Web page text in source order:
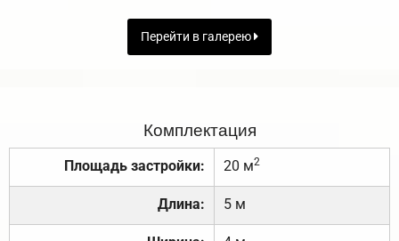
Перейти в галерею
Комплектация
Площадь застройки: 20 м2
Длина: 5 м